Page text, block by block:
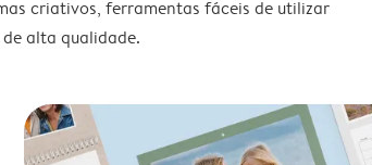
criativos, ferramentas fáceis de utilizar
alta qualidade.